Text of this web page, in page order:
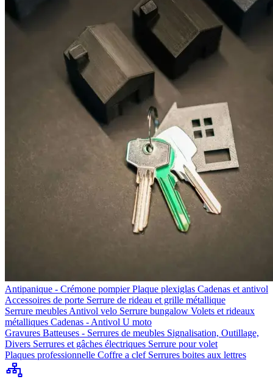
Antipanique - Crémone pompierPlaque plexiglas Cadenas et antivol
Accessoires de porte Serrure de rideau et grille métallique
Serrure meubles Antivol velo Serrure bungalow Volets et rideaux
métalliques Cadenas - Antivol U moto
Gravures Batteuses - Serrures de meubles Signalisation, Outillage,
Divers Serrures et gâches électriques Serrure pour volet
Plaques professionnelle Coffre a clef Serrures boites aux lettres